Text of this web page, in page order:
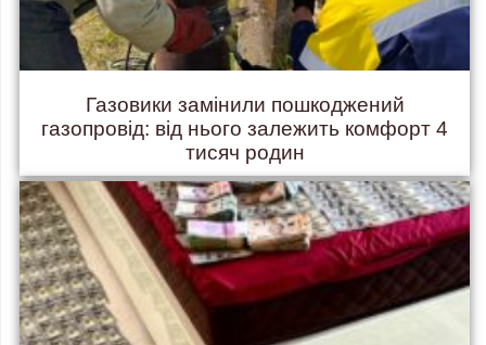
Газовики замінили пошкоджений
газопровід: від нього залежить комфорт 4
тисяч родин